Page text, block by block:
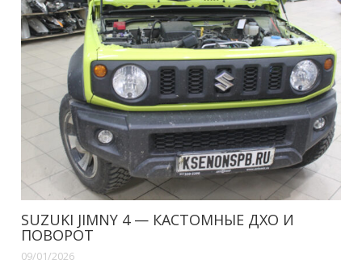
SUZUKI JIMNY 4 — КАСТОМНЫЕ ДХО И
ПОВОРОТ
09/01/2026